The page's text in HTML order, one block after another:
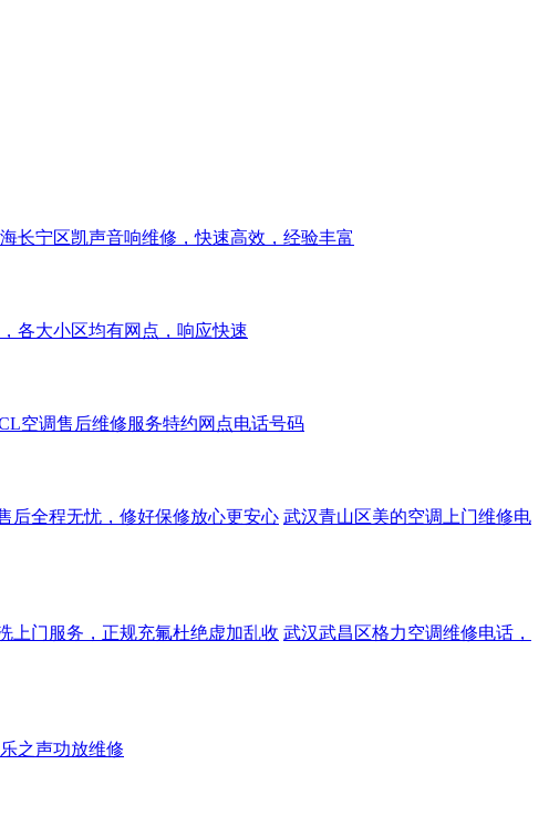
长宁区凯声音响维修，快速高效，经验丰富
各大小区均有网点，响应快速
空调售后维修服务特约网点电话号码
后全程无忧，修好保修放心更安心 武汉青山区美的空调上门维修电
上门服务，正规充氟杜绝虚加乱收 武汉武昌区格力空调维修电话，
之声功放维修